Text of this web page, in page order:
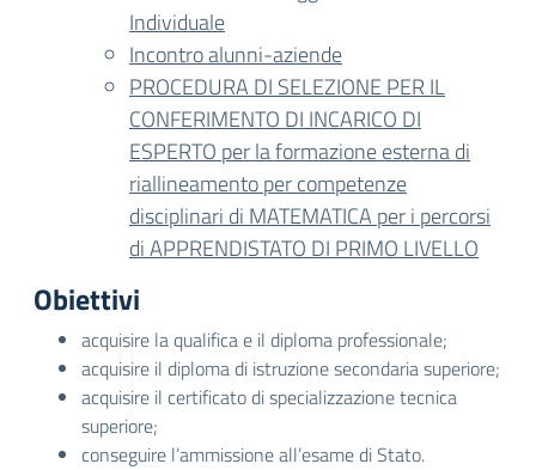
Individuale
Incontro alunni-aziende
PROCEDURA DI SELEZIONE PER IL
CONFERIMENTO DI INCARICO DI
ESPERTO per la formazione esterna di
riallineamento per competenze
disciplinari di MATEMATICA per i percorsi
di APPRENDISTATO DI PRIMO LIVELLO
Obiettivi
acquisire la qualifica e il diploma professionale;
acquisire il diploma di istruzione secondaria superiore;
acquisire il certificato di specializzazione tecnica
superiore;
conseguire l’ammissione all’esame di Stato.